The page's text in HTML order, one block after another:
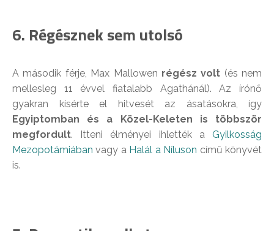
6. Régésznek sem utolsó
A második férje, Max Mallowen régész volt (és nem
mellesleg 11 évvel fiatalabb Agathánál). Az írónő
gyakran kísérte el hitvesét az ásatásokra, így
Egyiptomban és a Közel-Keleten is többször
megfordult. Itteni élményei ihlették a Gyilkosság
Mezopotámiában vagy aHalál a Níluson című könyvét
is.